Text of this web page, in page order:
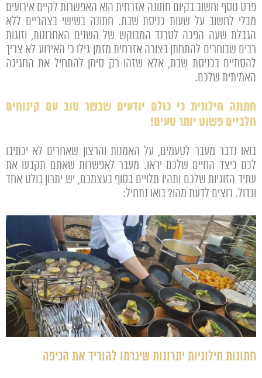
פרט נוסף וחשוב בקיום חתונה אזרחית הוא האפשרות לקיים אירועים
מבלי לחשוב על שעות כניסת שבת. חתונה בשישי בצהריים ללא
הגבלת שעה הפכה לטרנד המבוקש של השנים האחרונות, וזוגות
רבים שבוחרים להתחתן בצורה אזרחית מזמן גילו כי האירוע לא צריך
להסתיים בכניסת שבת, אלא שזהו רק סימן להתחיל את החגיגה
האמיתית שלכם.
חתונה חילונית כי כולם יודעים שבשר טוב עם קינוחים
חלביים פשוט יותר טעים!
בואו נדבר מעבר לטעמים, על האמנות והרצון שאחרים לא יכתיבו
לכם כיצד החיים שלכם יראו. מעבר לאפשרות שאתם תקבעו את
עתיד הזוגיות שלכם ותהיו תלויים בסוף בעצמכם, יש יתרון בולט אחד
וגדול. רוצים לדעת מהו? בואו נתחיל:
חתונות חילוניות יתרונות שיגרמו להוריד את הכיפה